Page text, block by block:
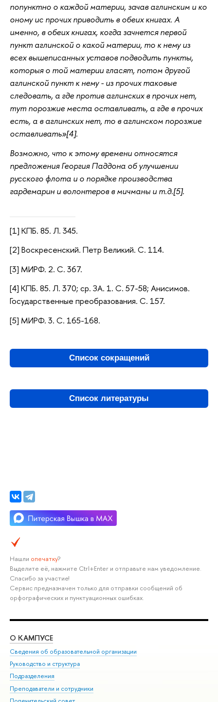
попунктно о каждой материи, зачав аглинским и ко
оному ис прочих приводить в обеих книгах. А
именно, в обеих книгах, когда зачнется первой
пункт аглинской о какой материи, то к нему из
всех вышеписанных уставов подводить пункты,
которыя о той материи гласят, потом другой
аглинской пункт к нему - из прочих таковые
следовать, а где против аглинских в прочих нет,
тут порозжие места оставливать, а где в прочих
есть, а в аглинских нет, то в аглинском порозжие
оставливать»[4].
Возможно, что к этому времени относятся
предложения Георгия Паддона об улучшении
русского флота и о порядке производства
гардемарин и волонтеров в мичманы и т.д.[5].
[1] КПБ. 85. Л. 345.
[2] Воскресенский. Петр Великий. С. 114.
[3] МИРФ. 2. С. 367.
[4] КПБ. 85. Л. 370; ср. ЗА. 1. С. 57-58; Анисимов.
Государственные преобразования. С. 157.
[5] МИРФ. 3. С. 165-168.
Список сокращений
Список литературы
Нашли опечатку?
Выделите её, нажмите Ctrl+Enter и отправьте нам уведомление.
Спасибо за участие!
Сервис предназначен только для отправки сообщений об
орфографических и пунктуационных ошибках.
О КАМПУСЕ
Сведения об образовательной организации
Руководство и структура
Подразделения
Преподаватели и сотрудники